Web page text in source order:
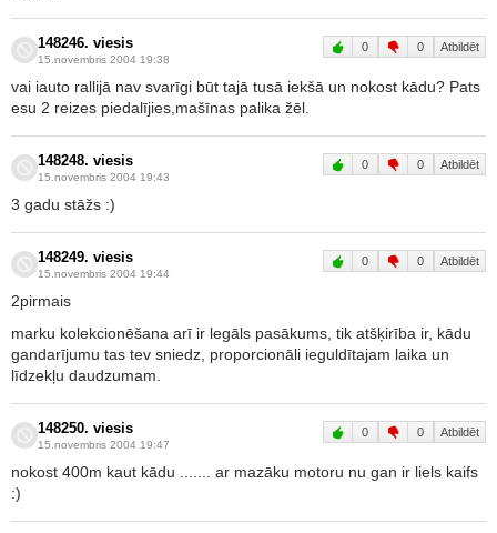
148246. viesis
15.novembris 2004 19:38
0 0 Atbildēt
vai iauto rallijā nav svarīgi būt tajā tusā iekšā un nokost kādu? Pats
esu 2 reizes piedalījies,mašīnas palika žēl.
148248. viesis
15.novembris 2004 19:43
0 0 Atbildēt
3 gadu stāžs :)
148249. viesis
15.novembris 2004 19:44
0 0 Atbildēt
2pirmais
marku kolekcionēšana arī ir legāls pasākums, tik atšķirība ir, kādu
gandarījumu tas tev sniedz, proporcionāli ieguldītajam laika un
līdzekļu daudzumam.
148250. viesis
15.novembris 2004 19:47
0 0 Atbildēt
nokost 400m kaut kādu ....... ar mazāku motoru nu gan ir liels kaifs
:)